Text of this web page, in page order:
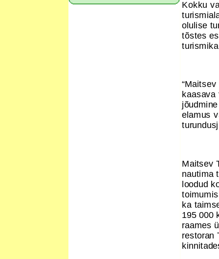
Kokku
olulise
tõstes
kaasava
elamus
Maitsev
nautima
loodud
ka
195 000
raames
restoran